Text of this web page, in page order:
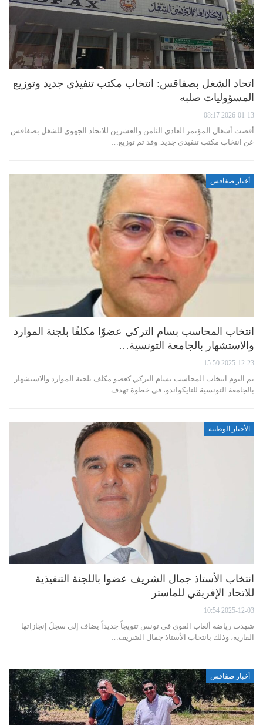
اتحاد الشغل بصفاقس: انتخاب مكتب تنفيذي جديد وتوزيع
المسؤوليات صلبه
2026-01-13 08:17
أفضت أشغال المؤتمر العادي الثامن والعشرين للاتحاد الجهوي للشغل بصفاقس
عن انتخاب مكتب تنفيذي جديد. وقد تم توزيع…
أخبار صفاقس
انتخاب المحاسب بسام التركي عضوًا مكلفًا بلجنة الموارد
والاستشهار بالجامعة التونسية…
2025-12-23 15:50
تم اليوم انتخاب المحاسب بسام التركي كعضو مكلف بلجنة الموارد والاستشهار
بالجامعة التونسية للتايكواندو، في خطوة تهدف…
الأخبار الوطنية
انتخاب الأستاذ جمال الشريف عضوا باللجنة التنفيذية
للاتحاد الإفريقي للماستر
2025-12-03 10:54
شهدت رياضة ألعاب القوى في تونس تتويجاً جديداً يضاف إلى سجلّ إنجازاتها
القارية، وذلك بانتخاب الأستاذ جمال الشريف…
أخبار صفاقس